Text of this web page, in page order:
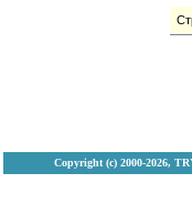
Copyright (с) 2000-2026,